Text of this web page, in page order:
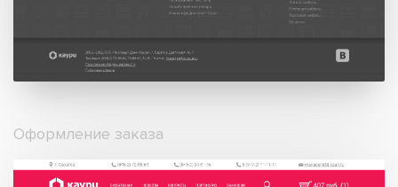
Оформление заказа